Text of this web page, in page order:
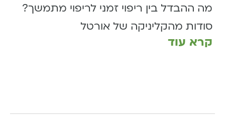
מה ההבדל בין ריפוי זמני לריפוי מתמשך?
סודות מהקליניקה של אורטל
קרא עוד